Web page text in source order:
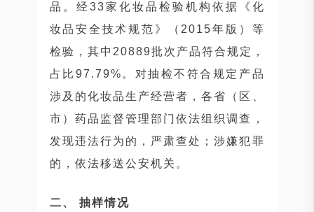
品。经33家化妆品检验机构依据《化
妆品安全技术规范》（2015年版）等
检验，其中20889批次产品符合规定，
占比97.79%。对抽检不符合规定产品
涉及的化妆品生产经营者，各省（区、
市）药品监督管理部门依法组织调查，
发现违法行为的，严肃查处；涉嫌犯罪
的，依法移送公安机关。
二、 抽样情况